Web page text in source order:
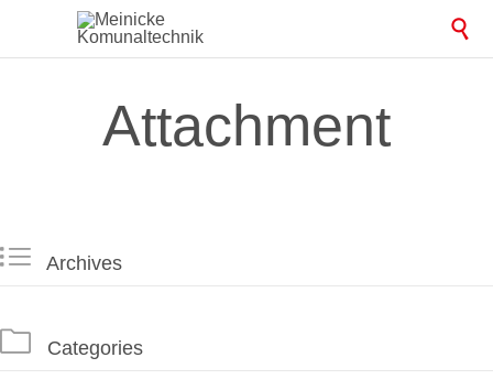

Attachment
 Archives
 Categories